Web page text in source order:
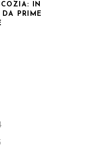
IN
PRIME